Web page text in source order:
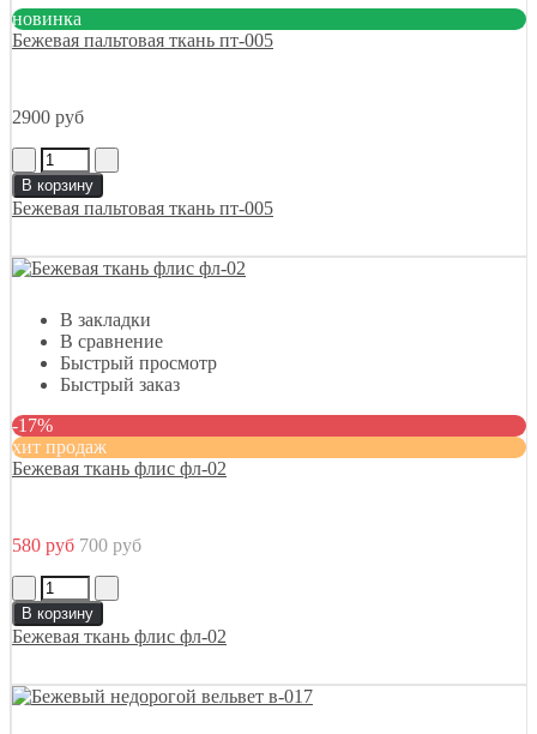
новинка
Бежевая пальтовая ткань пт-005
2900 руб
В корзину
Бежевая пальтовая ткань пт-005
В закладки
В сравнение
Быстрый просмотр
Быстрый заказ
-17%
хит продаж
Бежевая ткань флис фл-02
580 руб 700 руб
В корзину
Бежевая ткань флис фл-02